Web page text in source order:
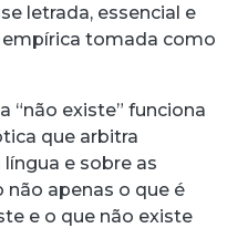
letrada, essencial e
tomada como
“não existe” funciona
que arbitra
e sobre as
não apenas o que é
e o que não existe